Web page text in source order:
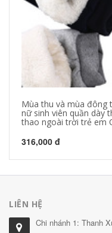
Mùa thu và mùa đông
nữ sinh viên quần dày
thao ngoài trời trẻ em
316,000 đ
LIÊN HỆ
Chi nhánh 1: Thanh